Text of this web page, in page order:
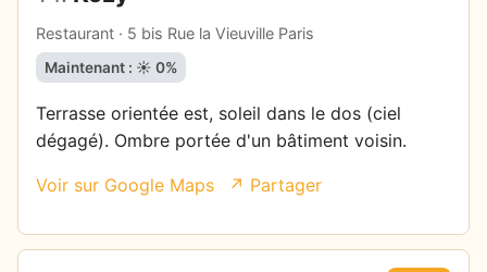
Restaurant · 5 bis Rue la Vieuville Paris
Maintenant : ☀️ 0%
Terrasse orientée est, soleil dans le dos (ciel
dégagé). Ombre portée d'un bâtiment voisin.
Voir sur Google Maps ↗ Partager